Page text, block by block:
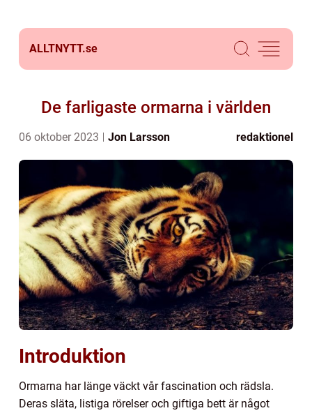
ALLTNYTT.se
De farligaste ormarna i världen
06 oktober 2023 Jon Larsson redaktionel
Introduktion
Ormarna har länge väckt vår fascination och rädsla.
Deras släta, listiga rörelser och giftiga bett är något